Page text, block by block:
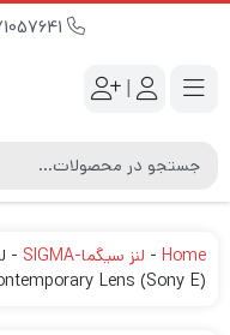
|
Home
- لنز سیگما-SIGMA -
Lens (Sony E)